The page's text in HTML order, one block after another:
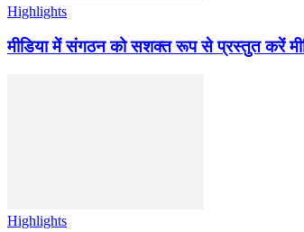
Highlights
मीडिया में संगठन को सशक्त रूप से प्रस्तुत करें
Highlights